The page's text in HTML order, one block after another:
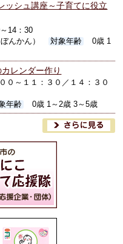
ッシュ講座～子育てに役立
14：30
んかん） 対象年齢
0歳 1
カレンダー作り
０～１１：３０／１４：３０
年齢 0歳 1～2歳 3～5歳